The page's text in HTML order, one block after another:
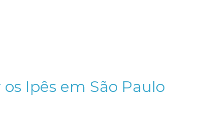
Ipês em São Paulo